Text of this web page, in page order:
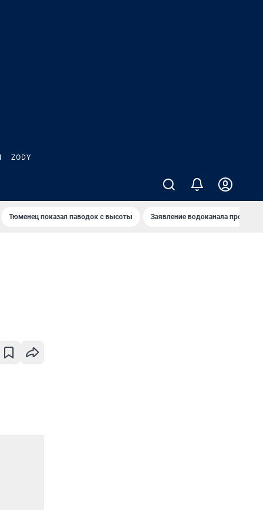
ZODY
Тюменец показал паводок с высоты Заявление водоканала про